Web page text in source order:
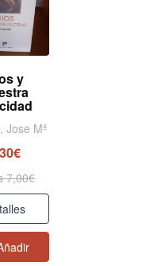
y
Jose Mª
7,00€